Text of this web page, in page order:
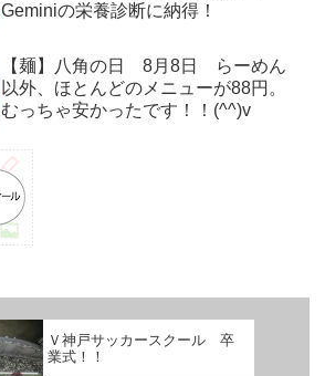
Geminiの栄養診断に納得！
【麺】八角の日 8月8日 らーめん
以外、ほとんどのメニューが88円。
むっちゃ安かったです！！(^^)v
Ｖ神戸サッカースクール 卒
業式！！